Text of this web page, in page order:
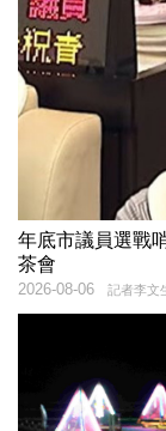
年底市議員選戰
茶會
記者李文
2026-08-06